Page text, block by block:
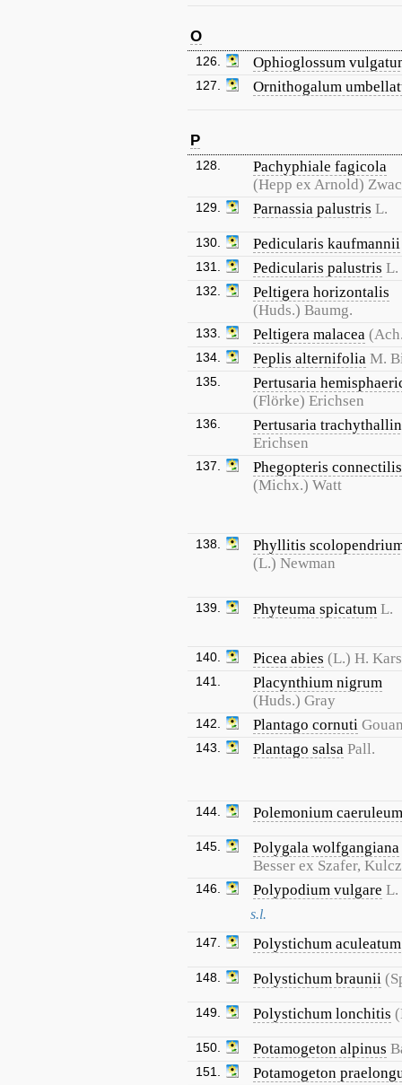
O
126. Ophioglossum
127. Ornithogalum
P
128.
Pachyphiale fagicola
(Hepp ex Arnold)
129. Parnassia palustris L.
130. Pedicularis kaufmannii
131. Pedicularis palustris L.
132.
Peltigera horizontalis
(Huds.) Baumg.
133. Peltigera malacea
134. Peplis alternifolia M.
135.
Pertusaria
(Flörke) Erichsen
136.
Pertusaria
Erichsen
137.
Phegopteris connectilis
(Michx.) Watt
138.
Phyllitis
(L.) Newman
139. Phyteuma spicatum L.
140. Picea abies (L.) H.
141.
Placynthium nigrum
(Huds.) Gray
142. Plantago cornuti
143. Plantago salsa Pall.
144. Polemonium caeruleum
145.
Polygala wolfgangiana
Besser ex Szafer,
146. Polypodium vulgare L.
s.l.
147. Polystichum aculeatum
148. Polystichum braunii
149. Polystichum lonchitis
150. Potamogeton alpinus
151. Potamogeton